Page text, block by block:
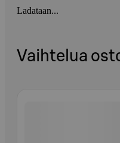
Ladataan...
Vaihtelua